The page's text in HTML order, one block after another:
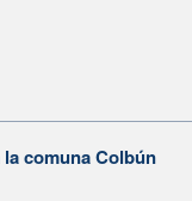
comuna Colbún